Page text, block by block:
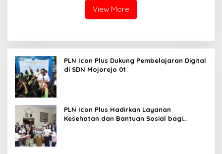
View More
PLN Icon Plus Dukung Pembelajaran Digital
di SDN Mojorejo 01
PLN Icon Plus Hadirkan Layanan
Kesehatan dan Bantuan Sosial bagi